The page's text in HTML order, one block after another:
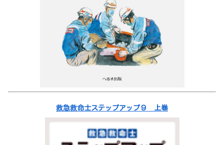
救急救命士ステップアップ９ 上巻